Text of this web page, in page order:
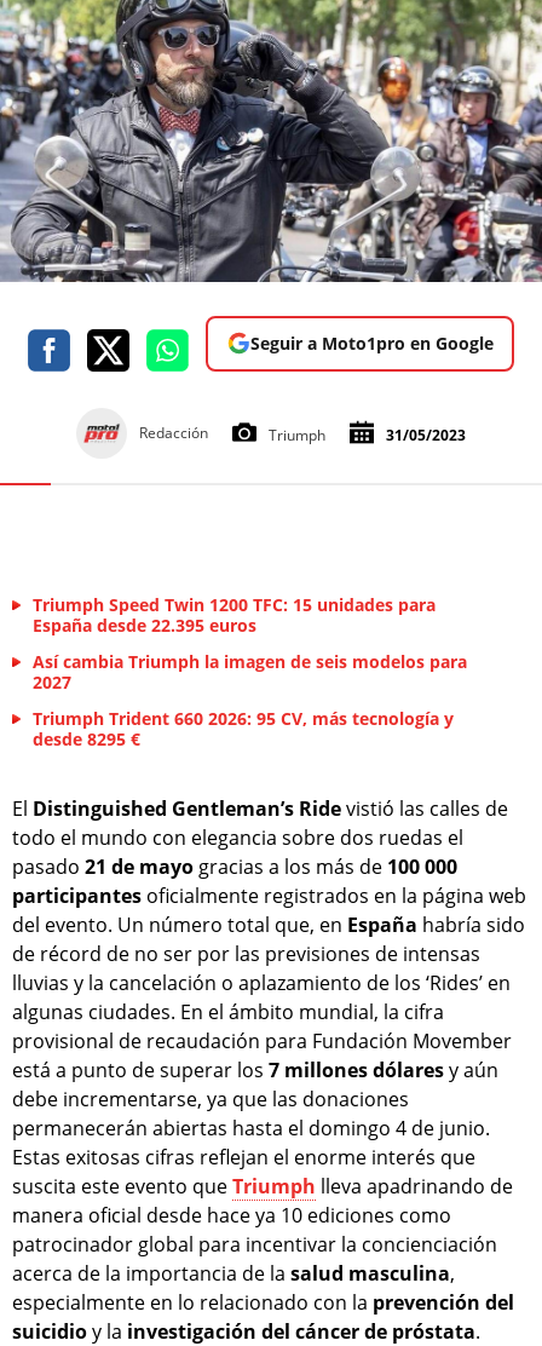
Seguir a Moto1pro en Google
Redacción Triumph 31/05/2023
Triumph Speed Twin 1200 TFC: 15 unidades para
España desde 22.395 euros
Así cambia Triumph la imagen de seis modelos para
2027
Triumph Trident 660 2026: 95 CV, más tecnología y
desde 8295 €
El Distinguished Gentleman’s Ridevistió las calles de
todo el mundo con elegancia sobre dos ruedas el
pasado 21 de mayo gracias a los más de 100 000
participantes oficialmente registrados en la página web
del evento. Un número total que, en España habría sido
de récord de no ser por las previsiones de intensas
lluvias y la cancelación o aplazamiento de los ‘Rides’ en
algunas ciudades. En el ámbito mundial, la cifra
provisional de recaudación para Fundación Movember
está a punto de superar los 7 millones dólaresy aún
debe incrementarse, ya que las donaciones
permanecerán abiertas hasta el domingo 4 de junio.
Estas exitosas cifras reflejan el enorme interés que
suscita este evento queTriumph lleva apadrinando de
manera oficial desde hace ya 10 ediciones como
patrocinador global para incentivar la concienciación
acerca de la importancia de la salud masculina,
especialmente en lo relacionado con la prevención del
suicidioy la investigación del cáncer de próstata.